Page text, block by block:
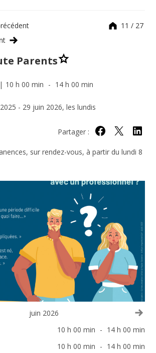
11 / 27
Parents
| 10 h 00 min - 14 h 00 min
- 29 juin 2026, les lundis
Partager : Partager sur
Partager sur
sur rendez-vous, à partir du lundi 8
juin 2026
10 h 00 min - 14 h 00 min
10 h 00 min - 14 h 00 min